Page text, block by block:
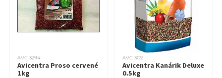
AVC 3294
Avicentra Proso cervené
1kg
AVC 3122
Avicentra Kanárik Deluxe
0.5kg